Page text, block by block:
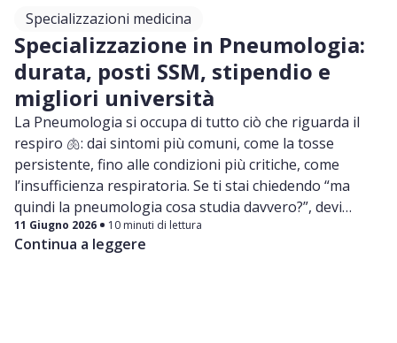
Specializzazioni medicina
Specializzazione in Pneumologia:
durata, posti SSM, stipendio e
migliori università
La Pneumologia si occupa di tutto ciò che riguarda il
respiro 🫁: dai sintomi più comuni, come la tosse
persistente, fino alle condizioni più critiche, come
l’insufficienza respiratoria. Se ti stai chiedendo “ma
quindi la pneumologia cosa studia davvero?”, devi
sapere che si tratta di una disciplina dinamica, che va
dalla gestione dei pazienti ventilati all’interventistica,
11 Giugno 2026 10 minuti di lettura
Continua a leggere